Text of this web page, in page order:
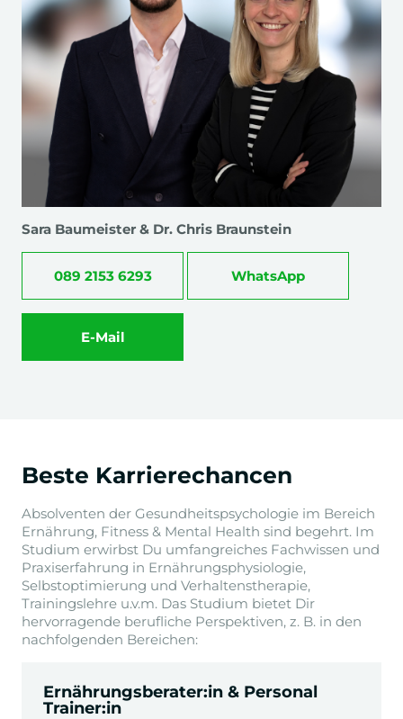
Sara Baumeister & Dr. Chris Braunstein
089 2153 6293 WhatsApp
E-Mail
Beste Karrierechancen
Absolventen der Gesundheitspsychologie im Bereich
Ernährung, Fitness & Mental Health sind begehrt. Im
Studium erwirbst Du umfangreiches Fachwissen und
Praxiserfahrung in Ernährungsphysiologie,
Selbstoptimierung und Verhaltenstherapie,
Trainingslehre u.v.m. Das Studium bietet Dir
hervorragende berufliche Perspektiven, z. B. in den
nachfolgenden Bereichen:
Ernährungsberater:in & Personal
Trainer:in